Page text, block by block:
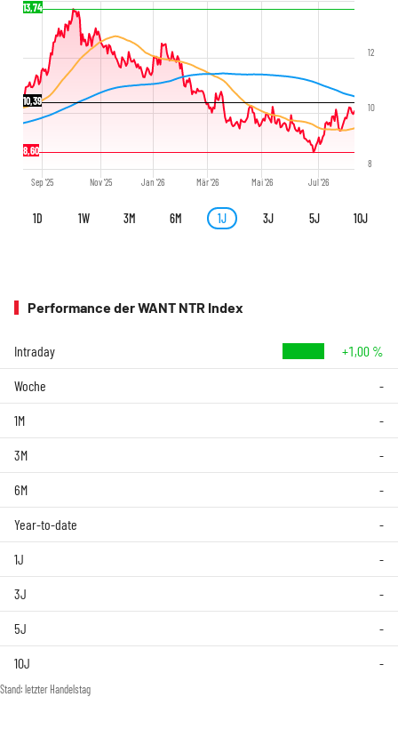
Sep '25 Nov '25 Jan '26 Mär '26 Mai '26 Jul '26
8
10
12
10,39
8,60
13,74
1D 1W 3M 6M 1J 3J 5J 10J
Performance der WANT NTR Index
Intraday +1,00 %
Woche -
1M -
3M -
6M -
Year-to-date -
1J -
3J -
5J -
10J -
Stand: letzter Handelstag